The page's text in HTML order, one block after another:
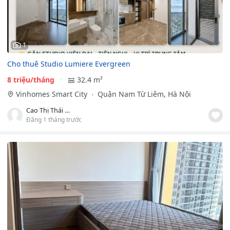
1
Cho thuê Studio Lumiere Evergreen
8 triệu/tháng
32.4 m²
Vinhomes Smart City
Quận Nam Từ Liêm, Hà Nội
Cao Thị Thái Hà
Đăng 1 tháng trước